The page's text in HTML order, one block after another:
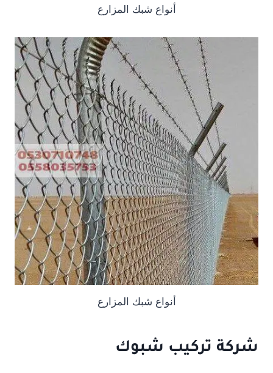
أنواع شبك المزارع
أنواع شبك المزارع
شركة تركيب شبوك